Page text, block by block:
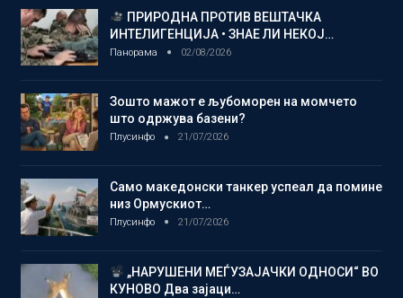
ПРИРОДНА ПРОТИВ ВЕШТАЧКА
ИНТЕЛИГЕНЦИЈА • ЗНАЕ ЛИ НЕКОЈ…
Панорама 02/08/2026
Зошто мажот е љубоморен на момчето
што одржува базени?
Плусинфо 21/07/2026
Само македонски танкер успеал да помине
низ Ормускиот…
Плусинфо 21/07/2026
„НАРУШЕНИ МЕЃУЗАЈАЧКИ ОДНОСИ“ ВО
КУНОВО Два зајаци…